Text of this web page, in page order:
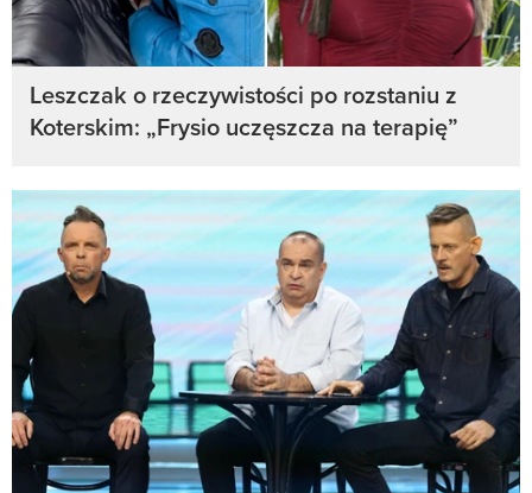
Leszczak o rzeczywistości po rozstaniu z
Koterskim: „Frysio uczęszcza na terapię”